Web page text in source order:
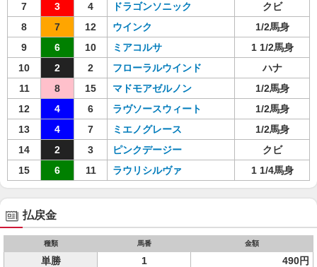
7
3 4 ドラゴンソニック
クビ
8
7 12 ウインク
1/2馬身
9
6 10 ミアコルサ
1 1/2馬身
10
2 2 フローラルウインド
ハナ
11
8 15 マドモアゼルノン
1/2馬身
12
4 6 ラヴソースウィート
1/2馬身
13
4 7 ミエノグレース
1/2馬身
14
2 3 ピンクデージー
クビ
15
6 11 ラウリシルヴァ 1 1/4馬身
払戻金
種類 馬番 金額
単勝 1 490円